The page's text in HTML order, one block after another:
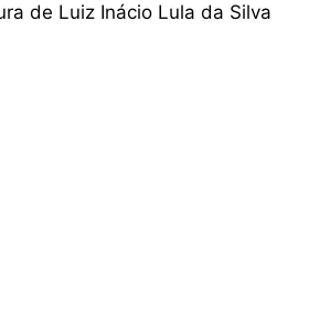
de Luiz Inácio Lula da Silva